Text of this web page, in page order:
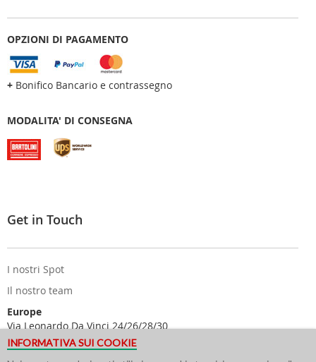
OPZIONI DI PAGAMENTO
+ Bonifico Bancario e contrassegno
MODALITA' DI CONSEGNA
Get in Touch
I nostri Spot
Il nostro team
Europe
Via Leonardo Da Vinci 24/26/28/30
25122 Brescia - Italy
INFORMATIVA SUI COOKIE